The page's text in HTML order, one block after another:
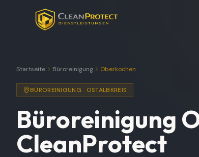
Startseite Büroreinigung Oberkochen
BÜROREINIGUNG · OSTALBKREIS
Büroreinigung
CleanProtect